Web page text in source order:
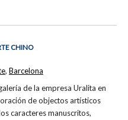
CHINO
de la empresa Uralita en
de objectos artísticos
caracteres manuscritos,
, Barcelona